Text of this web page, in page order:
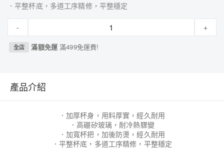
．平整杯底，多道工序精修，平整穩定
- +
全店 滿額免運滿499免運費!
產品介紹
．加厚杯身，用料厚實，經久耐用
．高硼矽玻璃，耐冷熱驟變
．加寬杯把，加後防燙，經久耐用
．平整杯底，多道工序精修，平整穩定